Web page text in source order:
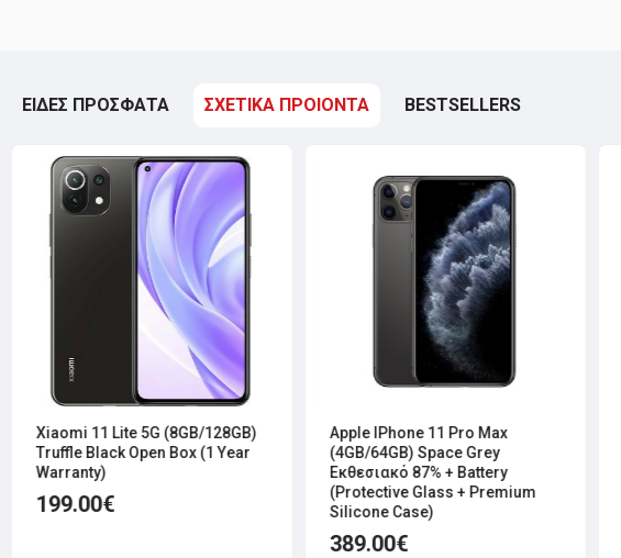
ΕΙΔΕΣ ΠΡΟΣΦΑΤΑ ΣΧΕΤΙΚΑ ΠΡΟΙΟΝΤΑ BESTSELLERS
Xiaomi 11 Lite 5G (8GB/128GB)
Truffle Black Open Box (1 Year
Warranty)
199.00€
Apple IPhone 11 Pro Max
(4GB/64GB) Space Grey
Εκθεσιακό 87% + Battery
(Protective Glass + Premium
Silicone Case)
389.00€